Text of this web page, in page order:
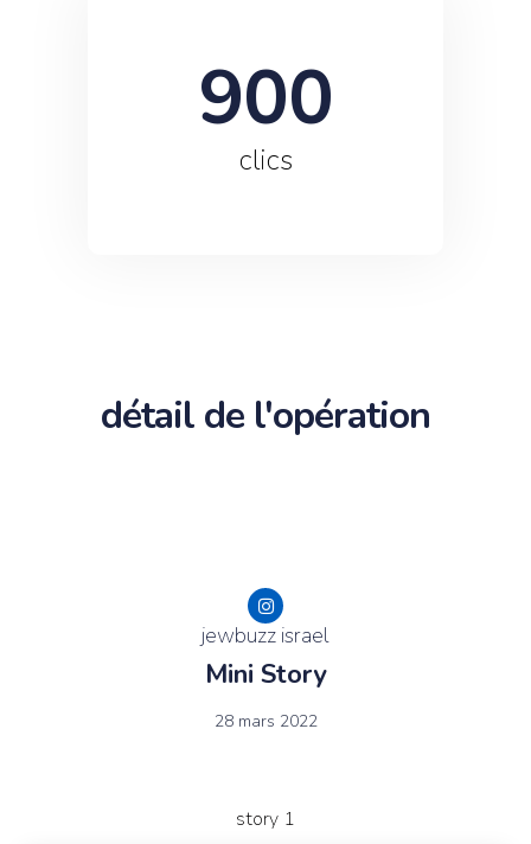
clics
900
détail de l'opération
jewbuzz israel
Mini Story
28 mars 2022
story 1